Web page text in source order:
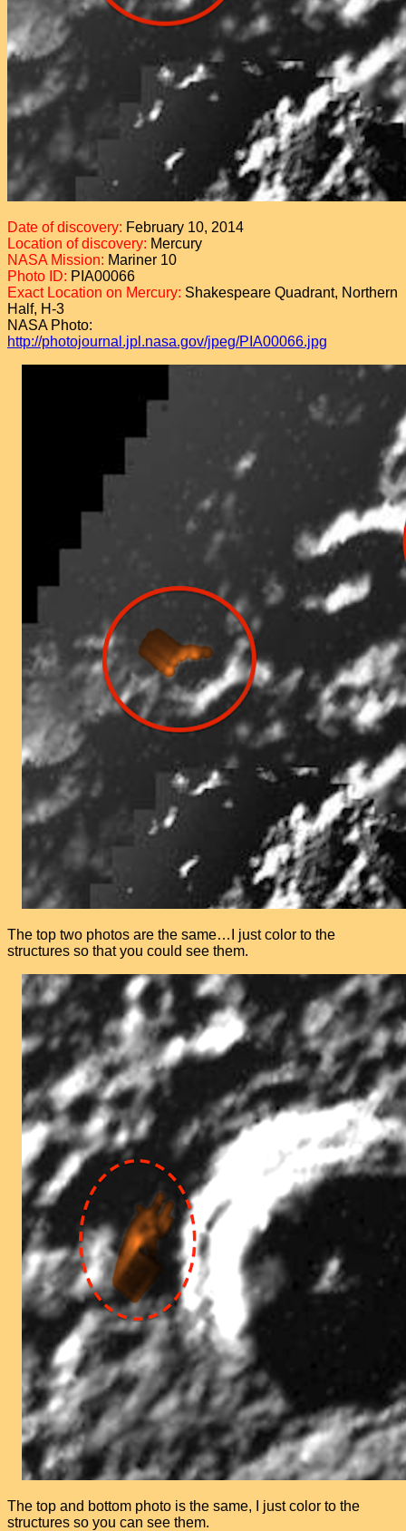
Date of discovery: February 10, 2014
Location of discovery: Mercury
NASA Mission: Mariner 10
Photo ID: PIA00066
Exact Location on Mercury: Shakespeare Quadrant, Northern
Half, H-3
NASA Photo:
http://photojournal.jpl.nasa.gov/jpeg/PIA00066.jpg
The top two photos are the same…I just color to the
structures so that you could see them.
The top and bottom photo is the same, I just color to the
structures so you can see them.